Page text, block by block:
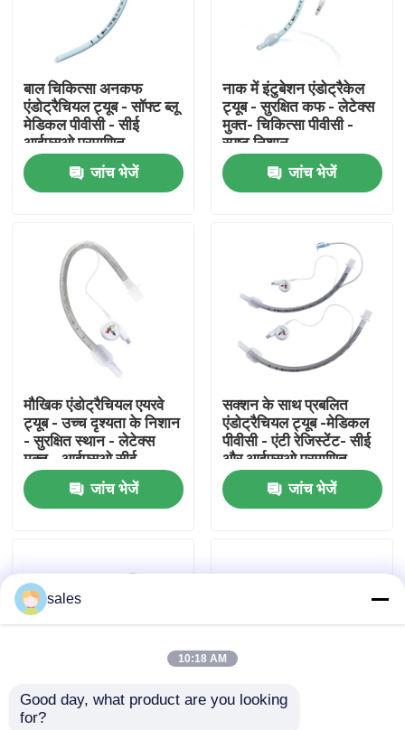
उत्पाद
वीआर दिखाएँ
फैक्टरी यात्रा
गुणवत्ता नियंत्रण
एक बोली का अनुरोध
स्वरयंत्र मुखौटा वायुमार्ग
बाल चिकित्सा अनकफ
एंडोट्रैचियल ट्यूब - सॉफ्ट ब्लू
मेडिकल पीवीसी - सीई
आईएसओ प्रमाणित
जांच भेजें
नाक में इंटुबेशन एंडोट्रैकेल
ट्यूब - सुरक्षित कफ - लेटेक्स
मुक्त- चिकित्सा पीवीसी -
स्पष्ट निशान
जांच भेजें
मौखिक एंडोट्रैचियल एयरवे
ट्यूब - उच्च दृश्यता के निशान
- सुरक्षित स्थान - लेटेक्स
मुक्त - आईएसओ सीई
प्रमाणन
जांच भेजें
सक्शन के साथ प्रबलित
एंडोट्रैचियल ट्यूब -मेडिकल
पीवीसी - एंटी रेजिस्टेंट- सीई
और आईएसओ प्रमाणित
जांच भेजें
डिस्पोजेबल प्रबलित
sales
10:18 AM
Good day, what product are you looking
for?